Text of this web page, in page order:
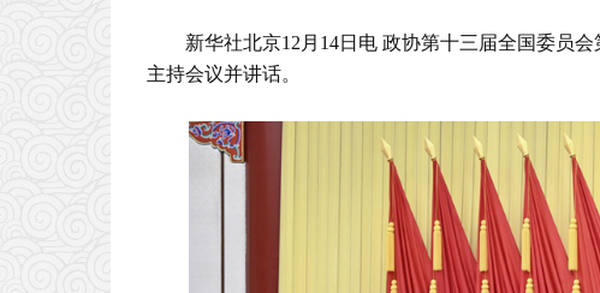
新华社北京12月14日电 政协第十三届全国委员
主持会议并讲话。